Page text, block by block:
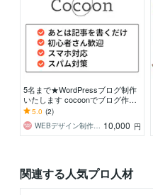
5名まで★WordPressブログ制作
いたします cocoonでブログ作
成！※他テーマでも可能です
5.0 (2)
WEBデザイン制作チーム デザインラボ 10,000 円
関連する人気プロ人材